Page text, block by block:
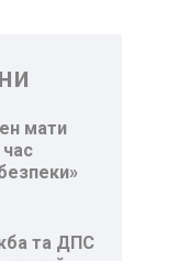
мати
час
та ДПС